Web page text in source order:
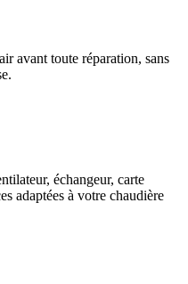
avant toute réparation, sans
échangeur, carte
adaptées à votre chaudière